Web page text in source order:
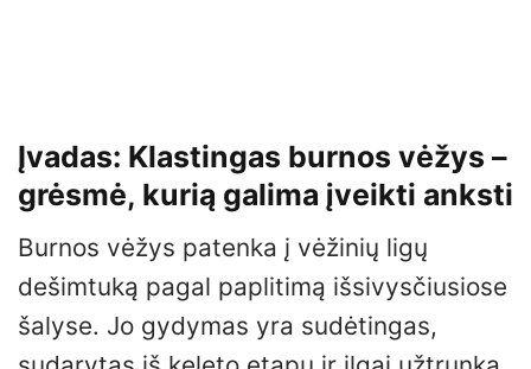
Įvadas: Klastingas burnos vėžys –
grėsmė, kurią galima įveikti anksti
Burnos vėžys patenka į vėžinių ligų
dešimtuką pagal paplitimą išsivysčiusiose
šalyse. Jo gydymas yra sudėtingas,